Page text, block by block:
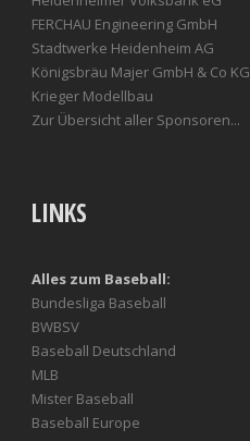
FERCHAU Engineering GmbH
Stadtwerke Heidenheim AG
Königsbräu Majer GmbH & Co KG
Krieger Modellbau
Zur Übersicht aller Sponsoren...
LINKS
Alles zum Baseball:
Bundesliga Baseball
BWBSV
Baseball Deutschland
MLB
Mister Baseball
Baseball Europe